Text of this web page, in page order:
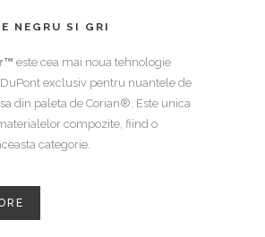
NEGRU SI GRI
este cea mai noua tehnologie
exclusiv pentru nuantele de
din paleta de Corian®. Este unica
compozite, fiind o
categorie.